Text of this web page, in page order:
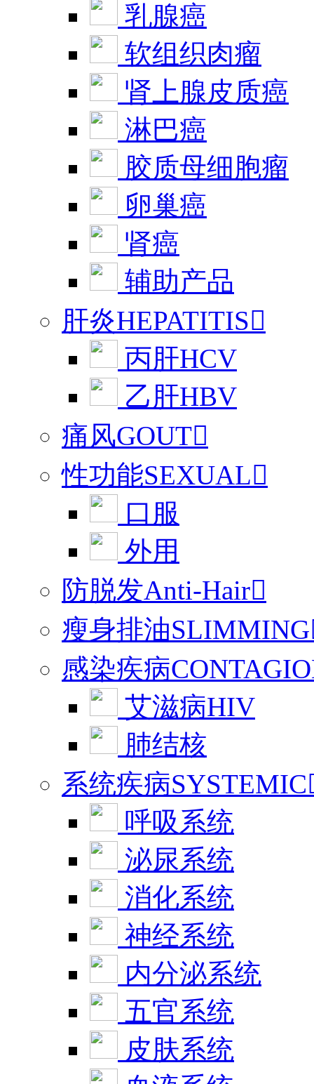
乳腺癌
软组织肉瘤
肾上腺皮质癌
淋巴癌
胶质母细胞瘤
卵巢癌
肾癌
辅助产品
肝炎HEPATITIS
丙肝HCV
乙肝HBV
痛风GOUT
性功能SEXUAL
口服
外用
防脱发Anti-Hair
瘦身排油SLIMMING
感染疾病
艾滋病HIV
肺结核
系统疾病SYSTEMIC
呼吸系统
泌尿系统
消化系统
神经系统
内分泌系统
五官系统
皮肤系统